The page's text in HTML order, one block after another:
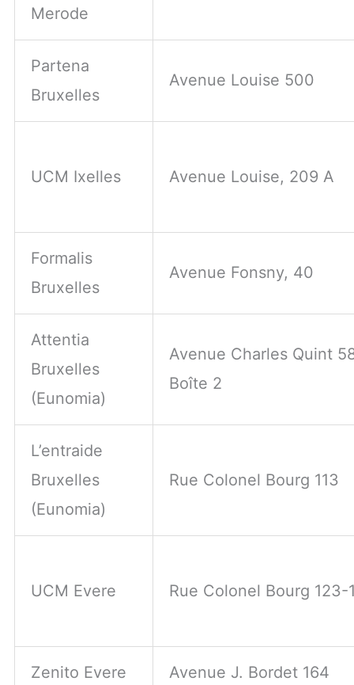
Merode
Partena
Bruxelles
Avenue Louise 500
UCM Ixelles Avenue Louise, 209 A
Formalis
Bruxelles
Avenue Fonsny, 40
Attentia
Bruxelles
(Eunomia)
Avenue Charles Quint
Boîte 2
L’entraide
Bruxelles
(Eunomia)
Rue Colonel Bourg 113
UCM Evere Rue Colonel Bourg 123-
Zenito Evere Avenue J. Bordet 164